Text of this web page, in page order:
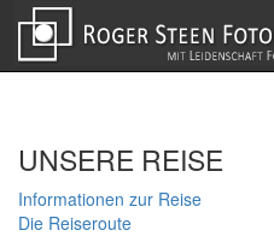
UNSERE REISE
Informationen zur Reise
Die Reiseroute